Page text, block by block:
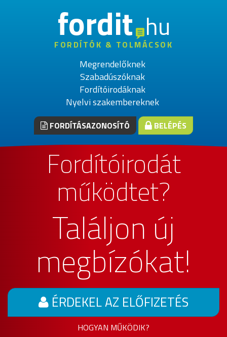
fordithu
FORDÍTÓK & TOLMÁCSOK
Megrendelőknek
Szabadúszóknak
Fordítóirodáknak
Nyelvi szakembereknek
FORDÍTÁSAZONOSÍTÓ BELÉPÉS
Fordítóirodát
működtet?
Találjon új
megbízókat!
ÉRDEKEL AZ ELŐFIZETÉS
HOGYAN MŰKÖDIK?